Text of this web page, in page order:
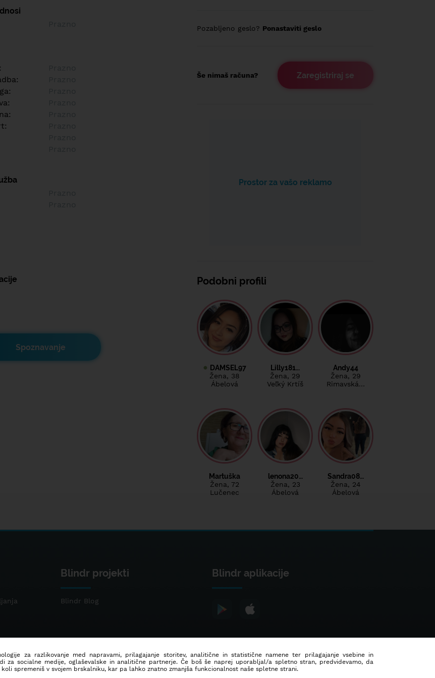
Spoznavanje
Pozabljeno geslo? Ponastaviti geslo
Še nimaš računa? Zaregistriraj se
Prostor za vašo reklamo
Podobni profili
DAMSEL97
Žena, 38
Ábelová
Lilly181…
Žena, 29
Veľký Krtíš
Andy44
Žena, 29
Rimavská…
Martuška
Žena, 72
Lučenec
lenona20…
Žena, 23
Ábelová
Sandra08…
Žena, 24
Ábelová
Blindr projekti
Blindr Blog
Blindr aplikacije
za razlikovanje med napravami, prilagajanje storitev, analitične in statistične namene ter prilagajanje vsebine in
za socialne medije, oglaševalske in analitične partnerje. Če boš še naprej uporabljal/a spletno stran, predvidevamo, da
spremeniš v svojem brskalniku, kar pa lahko znatno zmanjša funkcionalnost naše spletne strani.